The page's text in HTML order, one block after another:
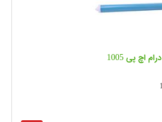
درام اچ پی 1005